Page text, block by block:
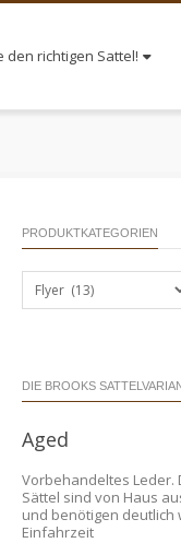
den richtigen Sattel!
PRODUKTKATEGORIEN
DIE BROOKS
Aged
Vorbehandeltes Leder.
Sättel sind von Haus
und benötigen deutlich
Einfahrzeit